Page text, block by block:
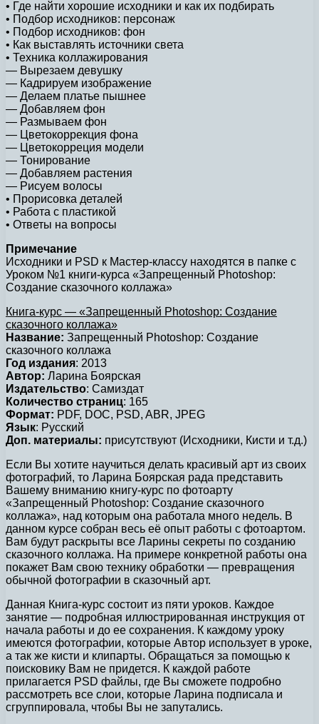
• Где найти хорошие исходники и как их подбирать
• Подбор исходников: персонаж
• Подбор исходников: фон
• Как выставлять источники света
• Техника коллажирования
— Вырезаем девушку
— Кадрируем изображение
— Делаем платье пышнее
— Добавляем фон
— Размываем фон
— Цветокоррекция фона
— Цветокорреция модели
— Тонирование
— Добавляем растения
— Рисуем волосы
• Прорисовка деталей
• Работа с пластикой
• Ответы на вопросы
Примечание
Исходники и PSD к Мастер-классу находятся в папке с
Уроком №1 книги-курса «Запрещенный Photoshop:
Создание сказочного коллажа»
Книга-курс — «Запрещенный Photoshop: Создание
сказочного коллажа»
Название: Запрещенный Photoshop: Создание
сказочного коллажа
Год издания: 2013
Автор: Ларина Боярская
Издательство: Самиздат
Количество страниц: 165
Формат: PDF, DOC, PSD, ABR, JPEG
Язык: Русский
Доп. материалы: присутствуют (Исходники, Кисти и т.д.)
Если Вы хотите научиться делать красивый арт из своих
фотографий, то Ларина Боярская рада представить
Вашему вниманию книгу-курс по фотоарту
«Запрещенный Photoshop: Создание сказочного
коллажа», над которым она работала много недель. В
данном курсе собран весь её опыт работы с фотоартом.
Вам будут раскрыты все Ларины секреты по созданию
сказочного коллажа. На примере конкретной работы она
покажет Вам свою технику обработки — превращения
обычной фотографии в сказочный арт.
Данная Книга-курс состоит из пяти уроков. Каждое
занятие — подробная иллюстрированная инструкция от
начала работы и до ее сохранения. К каждому уроку
имеются фотографии, которые Автор использует в уроке,
а так же кисти и клипарты. Обращаться за помощью к
поисковику Вам не придется. К каждой работе
прилагается PSD файлы, где Вы сможете подробно
рассмотреть все слои, которые Ларина подписала и
сгруппировала, чтобы Вы не запутались.